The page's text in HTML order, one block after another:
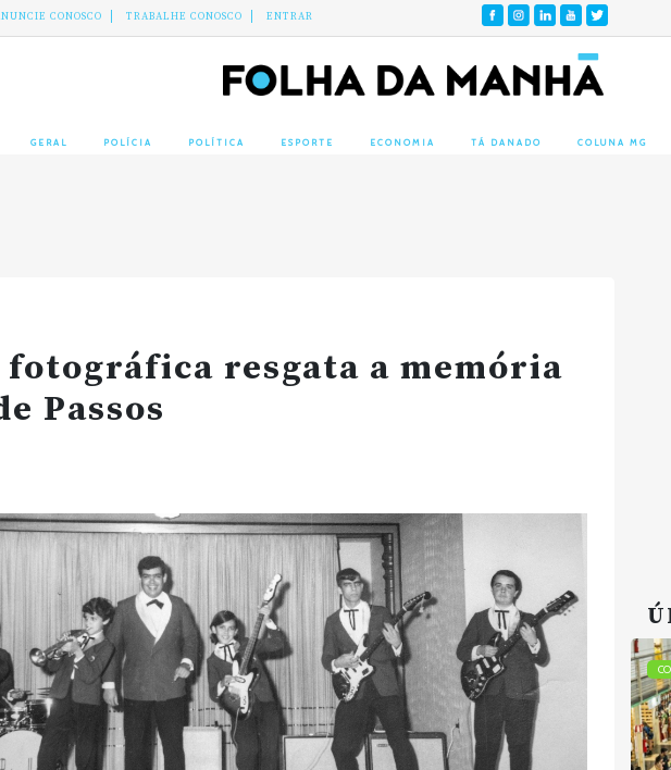
CONOSCO TRABALHE CONOSCO ENTRAR
GERAL POLÍCIA POLÍTICA ESPORTE ECONOMIA TÁ DANADO COLUNA MG
fotográfica resgata a memória
Passos